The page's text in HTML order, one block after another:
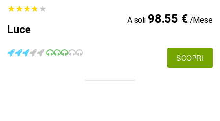
★★★★★
★★★★★
Luce
A soli 98.55 €/Mese
SCOPRI